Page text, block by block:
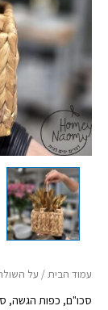
עמוד הבית/ על
סכו"ם, כפות הגשה,